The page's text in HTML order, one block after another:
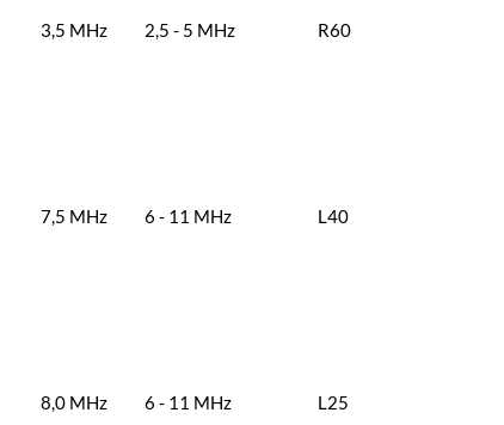
3,5 MHz 2,5 - 5 MHz R60
7,5 MHz 6 - 11 MHz L40
8,0 MHz 6 - 11 MHz L25